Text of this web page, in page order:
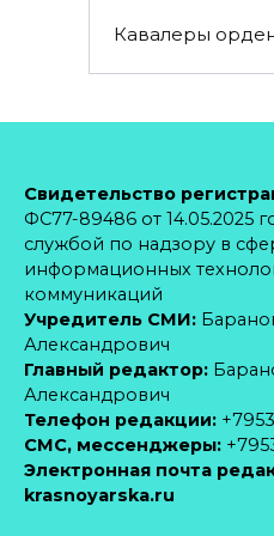
Кавалеры
Свидетельство
ФС77-89486 от 14.05.2025
службой по надзору в
информационных
коммуникаций
Учредитель СМИ:
Александрович
Главный редактор:
Александрович
Телефон редакции:
CМС, мессенджеры:
Электронная почта
krasnoyarska.ru